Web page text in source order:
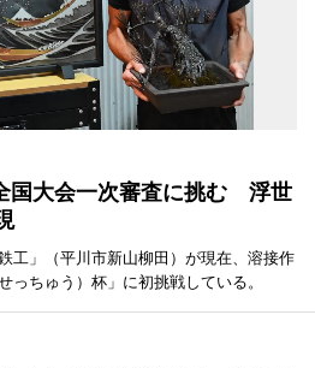
国大会一次審査に挑む 浮世
工」（平川市新山柳田）が現在、溶接作
っちゅう）杯」に初挑戦している。